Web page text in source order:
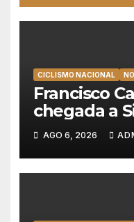
CICLISMO NACIONAL
Francisco
chegada a
veste de
Portugal
AGO 6, 2026